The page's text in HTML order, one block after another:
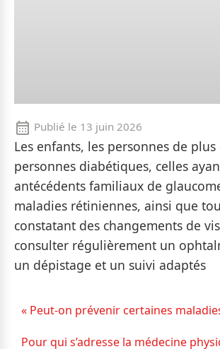
Publié le 13 juin 2026
Les enfants, les personnes de plus
personnes diabétiques, celles
antécédents familiaux de
maladies rétiniennes, ainsi que
constatant des changements de
consulter régulièrement un
un dépistage et un suivi adaptés
« Peut-on prévenir certaines
Pour qui s’adresse la médecine